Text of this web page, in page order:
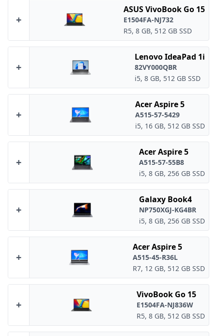
+
ASUS VivoBook Go 15
E1504FA-NJ732
R5, 8 GB, 512 GB SSD
+
Lenovo IdeaPad 1i
82VY000QBR
i5, 8 GB, 512 GB SSD
+
Acer Aspire 5
A515-57-5429
i5, 16 GB, 512 GB SSD
+
Acer Aspire 5
A515-57-55B8
i5, 8 GB, 256 GB SSD
+
Galaxy Book4
NP750XGJ-KG4BR
i5, 8 GB, 256 GB SSD
+
Acer Aspire 5
A515-45-R36L
R7, 12 GB, 512 GB SSD
+
VivoBook Go 15
E1504FA-NJ836W
R5, 8 GB, 512 GB SSD